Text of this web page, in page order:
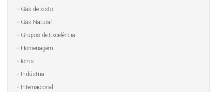
Gás de xisto
Gás Natural
Grupos de Excelência
Homenagem
Icms
Indústria
Internacional